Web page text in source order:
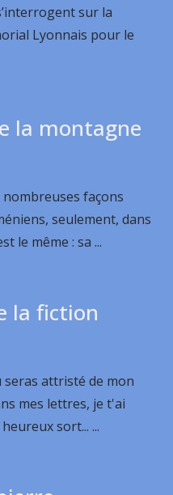
sur la
Lyonnais pour le
la montagne
façons
seulement, dans
le même : sa ...
la fiction
seras attristé de mon
mes lettres, je t'ai
sort... ...